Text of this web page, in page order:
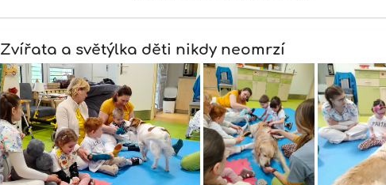
Zvířata a světýlka děti nikdy neomrzí